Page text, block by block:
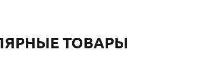
ТОВАРЫ